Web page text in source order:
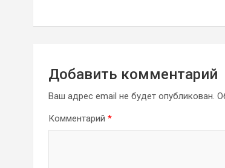
Добавить комментарий
Ваш адрес email не будет опубликован.
Комментарий *